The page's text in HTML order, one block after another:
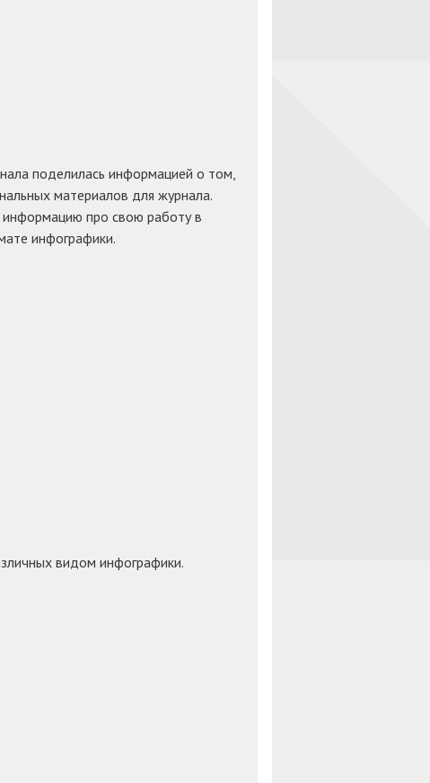
поделилась информацией о том,
материалов для журнала.
информацию про свою работу в
инфографики.
видом инфографики.